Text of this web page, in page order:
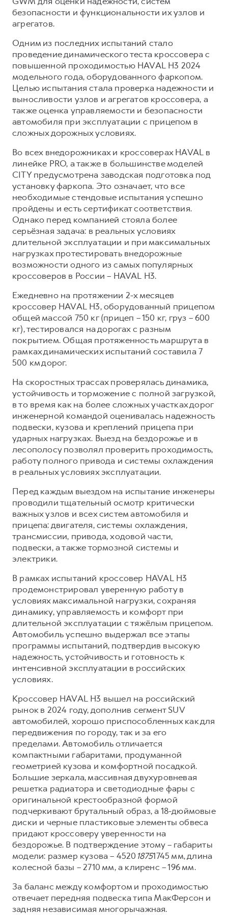
HAVAL Лизинг
АКСЕССУАРЫ HAVAL
Автомобильные аксессуары
Коллекция PRO
Коллекция Базовая
Коллекция Детская
АКСЕССУАРЫ HAVAL
Коллекция PRO
Коллекция Базовая
Коллекция Детская
безопасности и функциональности их узлов и
агрегатов.
Одним из последних испытаний стало
проведение динамического теста кроссовера с
повышенной проходимостью HAVAL H3 2024
модельного года, оборудованного фаркопом.
Целью испытания стала проверка надежности и
выносливости узлов и агрегатов кроссовера, а
также оценка управляемости и безопасности
автомобиля при эксплуатации с прицепом в
сложных дорожных условиях.
Во всех внедорожниках и кроссоверах HAVAL в
линейке PRO, а также в большинстве моделей
CITY предусмотрена заводская подготовка под
установку фаркопа. Это означает, что все
необходимые стендовые испытания успешно
пройдены и есть сертификат соответствия.
Однако перед компанией стояла более
серьёзная задача: в реальных условиях
длительной эксплуатации и при максимальных
нагрузках протестировать внедорожные
возможности одного из самых популярных
кроссоверов в России – HAVAL H3.
Ежедневно на протяжении 2-х месяцев
кроссовер HAVAL H3, оборудованный прицепом
общей массой 750 кг (прицеп – 150 кг, груз – 600
кг), тестировался на дорогах с разным
покрытием. Общая протяженность маршрута в
рамках динамических испытаний составила 7
500 км дорог.
На скоростных трассах проверялась динамика,
устойчивость и торможение с полной загрузкой,
в то время как на более сложных участках дорог
инженерной командой оценивалась надежность
подвески, кузова и креплений прицепа при
ударных нагрузках. Выезд на бездорожье и в
лесополосу позволял проверить проходимость,
работу полного привода и системы охлаждения
в реальных условиях эксплуатации.
Перед каждым выездом на испытание инженеры
проводили тщательный осмотр критически
важных узлов и всех систем автомобиля и
прицепа: двигателя, системы охлаждения,
трансмиссии, привода, ходовой части,
подвески, а также тормозной системы и
электрики.
В рамках испытаний кроссовер HAVAL H3
продемонстрировал уверенную работу в
условиях максимальной нагрузки, сохраняя
динамику, управляемость и комфорт при
длительной эксплуатации с тяжёлым прицепом.
Автомобиль успешно выдержал все этапы
программы испытаний, подтвердив высокую
надежность, устойчивость и готовность к
интенсивной эксплуатации в российских
условиях.
Кроссовер HAVAL H3 вышел на российский
рынок в 2024 году, дополнив сегмент SUV
автомобилей, хорошо приспособленных как для
передвижения по городу, так и за его
пределами. Автомобиль отличается
компактными габаритами, продуманной
геометрией кузова и комфортной посадкой.
Большие зеркала, массивная двухуровневая
решетка радиатора и светодиодные фары с
оригинальной крестообразной формой
подчеркивают брутальный образ, а 18-дюймовые
диски и черные пластиковые элементы обвеса
придают кроссоверу уверенности на
бездорожье. В подтверждение этому – габариты
модели: размер кузова – 4520 18751745 мм, длина
колесной базы – 2710 мм, а клиренс – 196 мм.
За баланс между комфортом и проходимостью
отвечает передняя подвеска типа МакФерсон и
задняя независимая многорычажная.